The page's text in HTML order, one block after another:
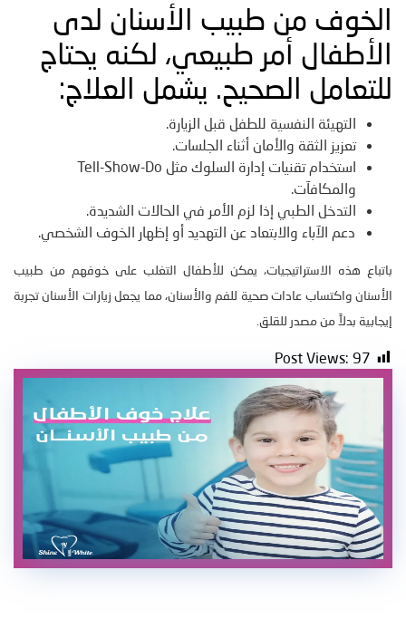
الخوف من طبيب الأسنان لدى
الأطفال أمر طبيعي، لكنه يحتاج
للتعامل الصحيح. يشمل العلاج:
التهيئة النفسية للطفل قبل الزيارة.
تعزيز الثقة والأمان أثناء الجلسات.
استخدام تقنيات إدارة السلوك مثل Tell-Show-Do
والمكافآت.
التدخل الطبي إذا لزم الأمر في الحالات الشديدة.
دعم الآباء والابتعاد عن التهديد أو إظهار الخوف الشخصي.
باتباع هذه الاستراتيجيات، يمكن للأطفال التغلب على خوفهم من طبيب
الأسنان واكتساب عادات صحية للفم والأسنان، مما يجعل زيارات الأسنان تجربة
إيجابية بدلاً من مصدر للقلق.
Post Views: 97